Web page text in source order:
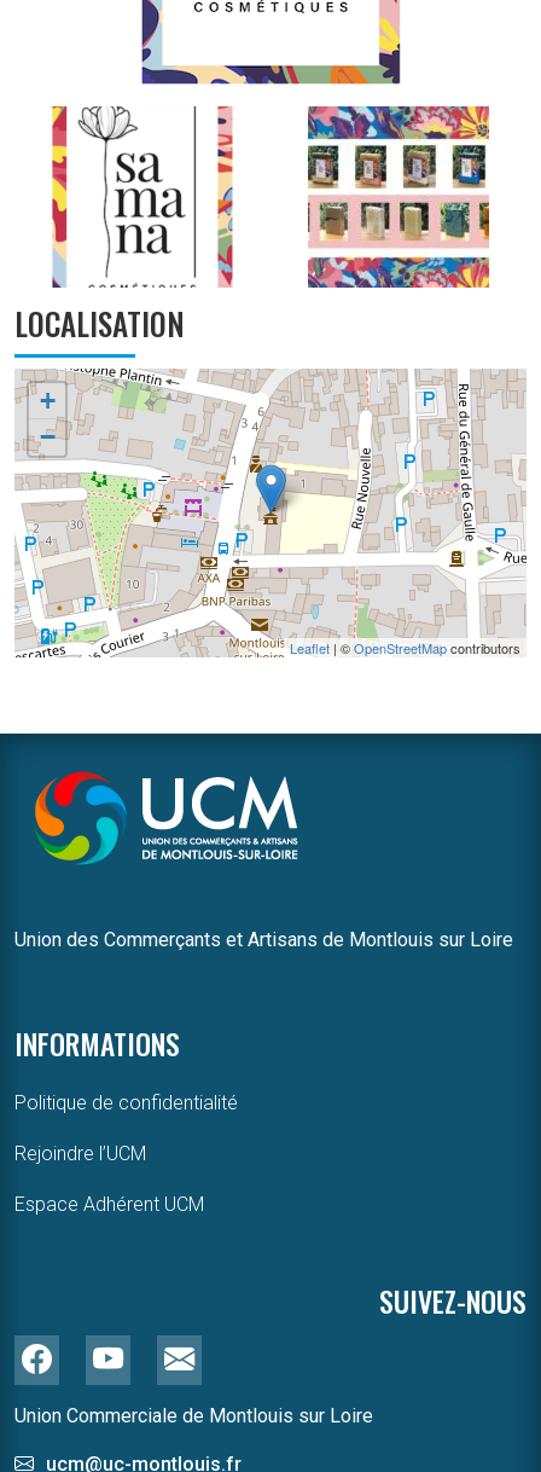
LOCALISATION
+
−
Leaflet | ©OpenStreetMapcontributors
Union des Commerçants et Artisans de Montlouis sur Loire
INFORMATIONS
Politique de confidentialité
Rejoindre l’UCM
Espace Adhérent UCM
SUIVEZ-NOUS
Union Commerciale de Montlouis sur Loire
ucm@uc-montlouis.fr